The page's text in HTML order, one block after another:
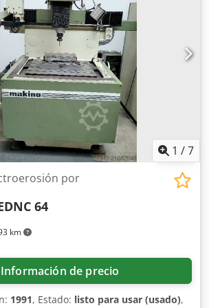
1 /7
km
por
64
Información de precio
1991, Estado: listo para usar (usado),